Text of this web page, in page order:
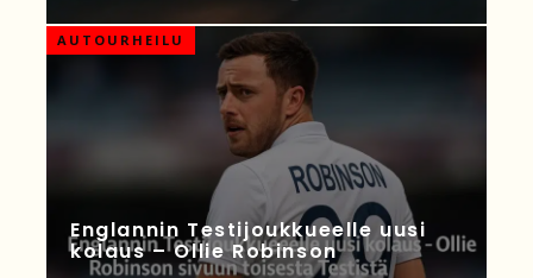
AUTOURHEILU
Englannin Testijoukkueelle uusi
kolaus – Ollie Robinson